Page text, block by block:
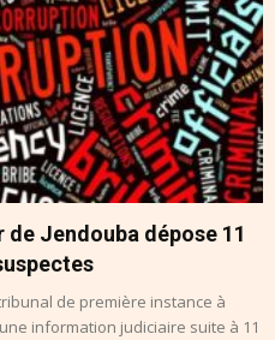
de Jendouba dépose 11
de première instance à
information judiciaire suite à 11